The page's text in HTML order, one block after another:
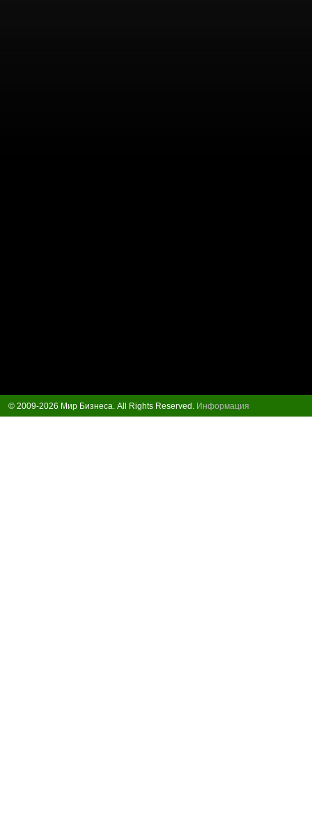
© 2009-2026 Мир Бизнеса. All Rights Reserved. Информация